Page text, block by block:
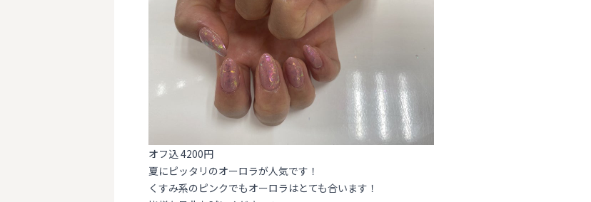
オフ込 4200円
夏にピッタリのオーロラが人気です！
くすみ系のピンクでもオーロラはとても合います！